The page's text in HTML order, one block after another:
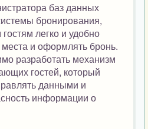
баз данных
бронирования,
легко и удобно
и оформлять бронь.
разработать механизм
гостей, который
данными и
информации о